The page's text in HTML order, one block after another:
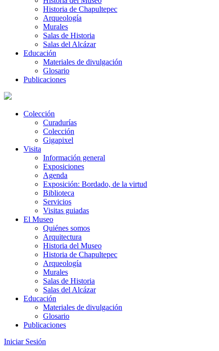
Historia de Chapultepec
Arqueología
Murales
Salas de Historia
Salas del Alcázar
Educación
Materiales de divulgación
Glosario
Publicaciones
Colección
Curadurías
Colección
Gigapixel
Visita
Información general
Exposiciones
Agenda
Exposición: Bordado, de la virtud
Biblioteca
Servicios
Visitas guiadas
El Museo
Quiénes somos
Arquitectura
Historia del Museo
Historia de Chapultepec
Arqueología
Murales
Salas de Historia
Salas del Alcázar
Educación
Materiales de divulgación
Glosario
Publicaciones
Iniciar Sesión